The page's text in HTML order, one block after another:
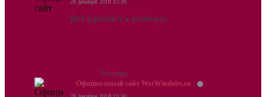
28 декабря 2018 15:30
Всё работает я взомщик
Ответить
Официальный сайт WorWindobs.ru